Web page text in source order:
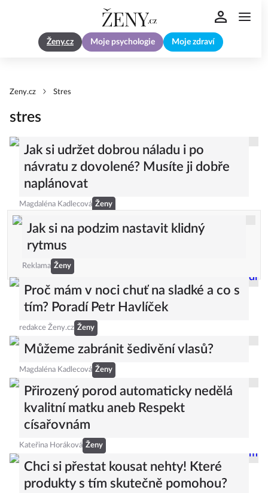
Ženy.cz Moje psychologie Moje zdraví
Zeny.cz Stres
stres
Jak si udržet dobrou náladu i po
návratu z dovolené? Musíte ji dobře
naplánovat
Magdaléna Kadlecová Ženy
Jak si na podzim nastavit klidný
rytmus
Reklama Ženy
Proč mám v noci chuť na sladké a co s
tím? Poradí Petr Havlíček
redakce Ženy.cz Ženy
Můžeme zabránit šedivění vlasů?
Magdaléna Kadlecová Ženy
Přirozený porod automaticky nedělá
kvalitní matku aneb Respekt
císařovnám
Kateřina Horáková Ženy
Chci si přestat kousat nehty! Které
produkty s tím skutečně pomohou?